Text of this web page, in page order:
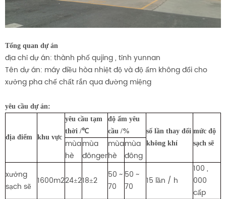
Tổng quan dự án
địa chỉ dự án: thành phố qujing , tỉnh yunnan
Tên dự án: máy điều hòa nhiệt độ và độ ẩm không đổi cho
xưởng pha chế chất rắn qua đường miệng
yêu cầu dự án:
địa điểm khu vực
yêu cầu tạm
thời /℃
độ ẩm yêu
cầu /%
số lần thay đổi
không khí
mức độ
sạch sẽ
mùa
hè
mùa
đônger
mùa
hè
mùa
đông
xưởng
sạch sẽ
1600m224±218±2
50 ~
70
50 ~
70
15 lần / h
100 ,
000
cấp